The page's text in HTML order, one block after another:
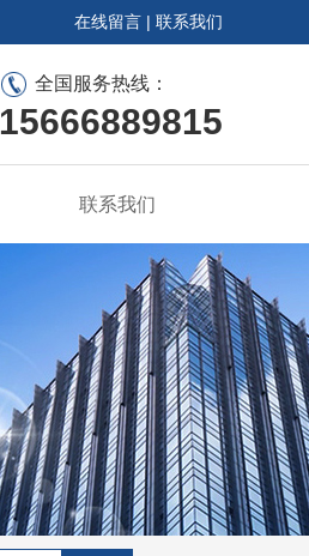
在线留言 | 联系我们
全国服务热线：
15666889815
联系我们